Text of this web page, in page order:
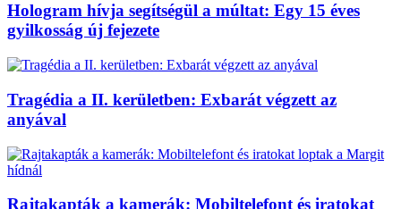
Hologram hívja segítségül a múltat: Egy 15 éves
gyilkosság új fejezete
Tragédia a II. kerületben: Exbarát végzett az
anyával
Rajtakapták a kamerák: Mobiltelefont és iratokat